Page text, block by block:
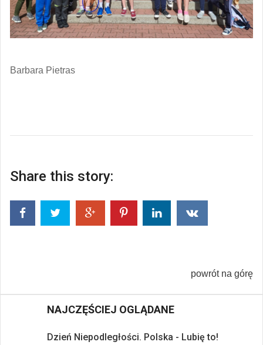
Barbara Pietras
Share this story:
powrót na górę
NAJCZĘŚCIEJ OGLĄDANE
Dzień Niepodległości. Polska - Lubię to!